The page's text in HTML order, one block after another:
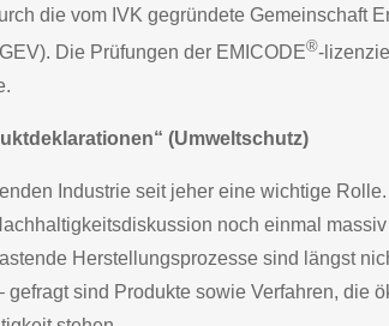
die vom IVK gegründete Gemeinschaft
Die Prüfungen der EMICODE®-
(Umweltschutz)
Industrie seit jeher eine wichtige
noch einmal
Herstellungsprozesse sind längst
gefragt sind Produkte sowie Verfahren, die